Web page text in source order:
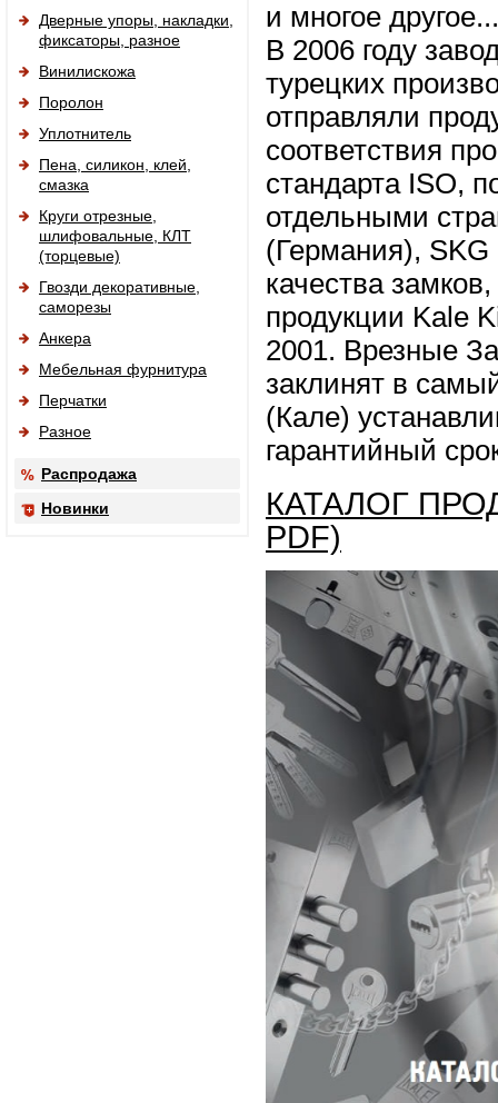
Дверные упоры, накладки,
фиксаторы, разное
Винилискожа
Поролон
Уплотнитель
Пена, силикон, клей,
смазка
Круги отрезные,
шлифовальные, КЛТ
(торцевые)
Гвозди декоративные,
саморезы
Анкера
Мебельная фурнитура
Перчатки
Разное
Распродажа
Новинки
и многое другое...
В 2006 году
турецких
отправляли
соответствия
стандарта ISO,
отдельными
(Германия),
качества
продукции Kale
2001. Врезные
заклинят в
(Кале)
гарантийный
КАТАЛОГ
PDF)